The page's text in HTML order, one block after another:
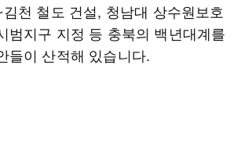
천 철도 건설, 청남대 상수원보호
범지구 지정 등 충북의 백년대계를
들이 산적해 있습니다.